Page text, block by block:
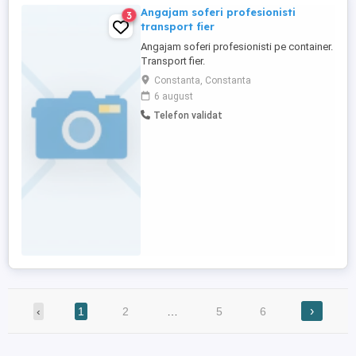
3
Angajam soferi profesionisti
transport fier
Angajam soferi profesionisti pe container.
Transport fier.
Constanta, Constanta
6 august
Telefon validat
‹ 1 2 5 6 ›